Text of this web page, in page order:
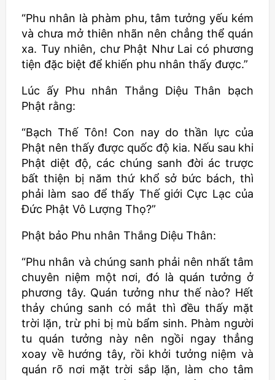
“Phu nhân là phàm phu, tâm tưởng yếu kém
và chưa mở thiên nhãn nên chẳng thể quán
xa. Tuy nhiên, chư Phật Như Lai có phương
tiện đặc biệt để khiến phu nhân thấy được.”
Lúc ấy Phu nhân Thắng Diệu Thân bạch
Phật rằng:
“Bạch Thế Tôn! Con nay do thần lực của
Phật nên thấy được quốc độ kia. Nếu sau khi
Phật diệt độ, các chúng sanh đời ác trược
bất thiện bị năm thứ khổ sở bức bách, thì
phải làm sao để thấy Thế giới Cực Lạc của
Đức Phật Vô Lượng Thọ?”
Phật bảo Phu nhân Thắng Diệu Thân:
“Phu nhân và chúng sanh phải nên nhất tâm
chuyên niệm một nơi, đó là quán tưởng ở
phương tây. Quán tưởng như thế nào? Hết
thảy chúng sanh có mắt thì đều thấy mặt
trời lặn, trừ phi bị mù bẩm sinh. Phàm người
tu quán tưởng này nên ngồi ngay thẳng
xoay về hướng tây, rồi khởi tưởng niệm và
quán rõ nơi mặt trời sắp lặn, làm cho tâm